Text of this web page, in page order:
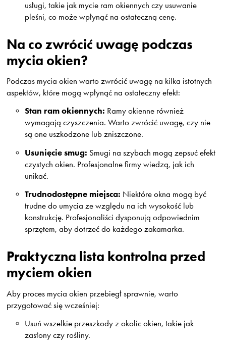
usługi, takie jak mycie ram okiennych czy usuwanie
pleśni, co może wpłynąć na ostateczną cenę.
Na co zwrócić uwagę podczas
mycia okien?
Podczas mycia okien warto zwrócić uwagę na kilka istotnych
aspektów, które mogą wpłynąć na ostateczny efekt:
Stan ram okiennych: Ramy okienne również
wymagają czyszczenia. Warto zwrócić uwagę, czy nie
są one uszkodzone lub zniszczone.
Usunięcie smug: Smugi na szybach mogą zepsuć efekt
czystych okien. Profesjonalne firmy wiedzą, jak ich
unikać.
Trudnodostępne miejsca: Niektóre okna mogą być
trudne do umycia ze względu na ich wysokość lub
konstrukcję. Profesjonaliści dysponują odpowiednim
sprzętem, aby dotrzeć do każdego zakamarka.
Praktyczna lista kontrolna przed
myciem okien
Aby proces mycia okien przebiegł sprawnie, warto
przygotować się wcześniej:
Usuń wszelkie przeszkody z okolic okien, takie jak
zasłony czy rośliny.